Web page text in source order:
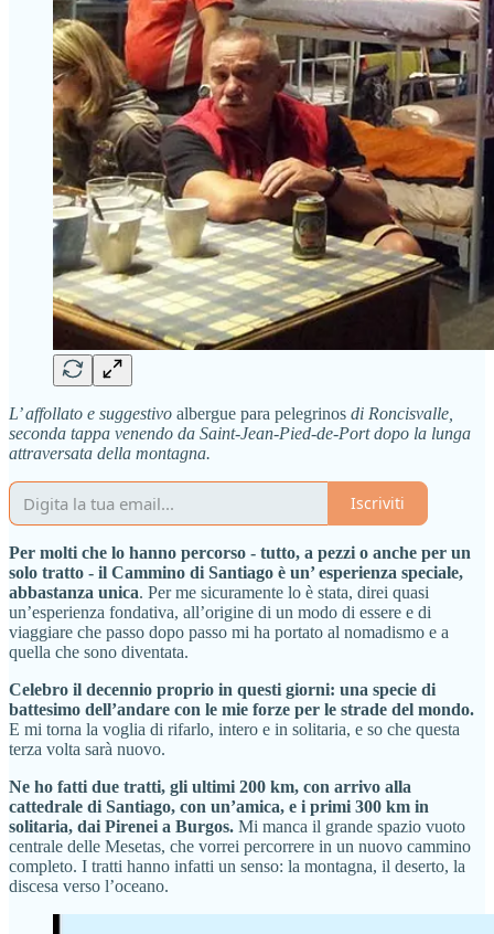
L’ affollato e suggestivo albergue para pelegrinos di Roncisvalle,
seconda tappa venendo da Saint-Jean-Pied-de-Port dopo la lunga
attraversata della montagna.
Iscriviti
Per molti che lo hanno percorso - tutto, a pezzi o anche per un
solo tratto - il Cammino di Santiago è un’ esperienza speciale,
abbastanza unica. Per me sicuramente lo è stata, direi quasi
un’esperienza fondativa, all’origine di un modo di essere e di
viaggiare che passo dopo passo mi ha portato al nomadismo e a
quella che sono diventata.
Celebro il decennio proprio in questi giorni: una specie di
battesimo dell’andare con le mie forze per le strade del mondo.
E mi torna la voglia di rifarlo, intero e in solitaria, e so che questa
terza volta sarà nuovo.
Ne ho fatti due tratti, gli ultimi 200 km, con arrivo alla
cattedrale di Santiago, con un’amica, e i primi 300 km in
solitaria, dai Pirenei a Burgos. Mi manca il grande spazio vuoto
centrale delle Mesetas, che vorrei percorrere in un nuovo cammino
completo. I tratti hanno infatti un senso: la montagna, il deserto, la
discesa verso l’oceano.